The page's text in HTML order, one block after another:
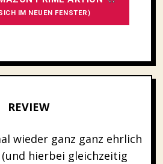
IM NEUEN FENSTER)
REVIEW
wieder ganz ganz ehrlich
hierbei gleichzeitig